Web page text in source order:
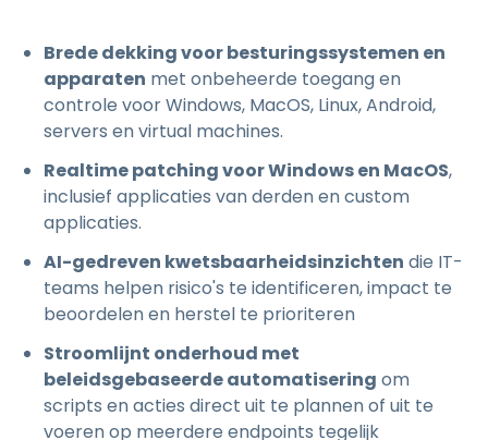
Brede dekking voor besturingssystemen en
apparaten met onbeheerde toegang en
controle voor Windows, MacOS, Linux, Android,
servers en virtual machines.
Realtime patching voor Windows en MacOS,
inclusief applicaties van derden en custom
applicaties.
AI-gedreven kwetsbaarheidsinzichten die IT-
teams helpen risico's te identificeren, impact te
beoordelen en herstel te prioriteren
Stroomlijnt onderhoud met
beleidsgebaseerde automatisering om
scripts en acties direct uit te plannen of uit te
voeren op meerdere endpoints tegelijk